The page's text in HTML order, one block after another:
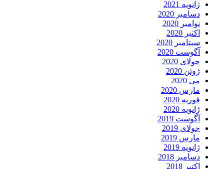
ژانویه 2021
دسامبر 2020
نوامبر 2020
اکتبر 2020
سپتامبر 2020
آگوست 2020
جولای 2020
ژوئن 2020
می 2020
مارس 2020
فوریه 2020
ژانویه 2020
آگوست 2019
جولای 2019
مارس 2019
ژانویه 2019
دسامبر 2018
اکتبر 2018